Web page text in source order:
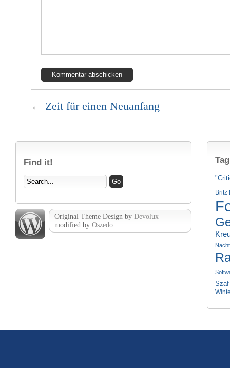
← Zeit für einen Neuanfang
Find it!
Original Theme Design by Devolux
modified by Oszedo
Britz
Szaf